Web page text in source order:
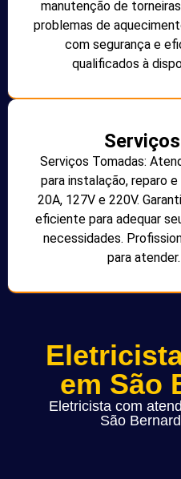
manutenção de
problemas de
com segurança e
qualificados à
Serviços Tomadas:
para instalação, reparo
20A, 127V e 220V.
eficiente para adequar
necessidades.
para
em São
Eletricista com
São